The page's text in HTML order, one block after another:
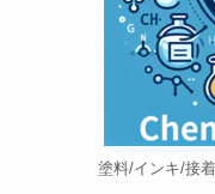
塗料/インキ/接